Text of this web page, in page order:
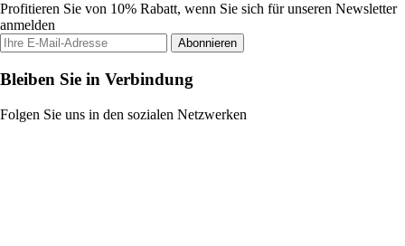
Profitieren Sie von 10% Rabatt, wenn Sie sich für unseren Newsletter
anmelden
Abonnieren
Bleiben Sie in Verbindung
Folgen Sie uns in den sozialen Netzwerken